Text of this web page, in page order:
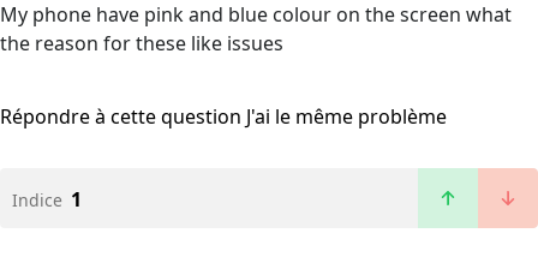
My phone have pink and blue colour on the screen what
the reason for these like issues
Répondre à cette question J'ai le même problème
Indice 1